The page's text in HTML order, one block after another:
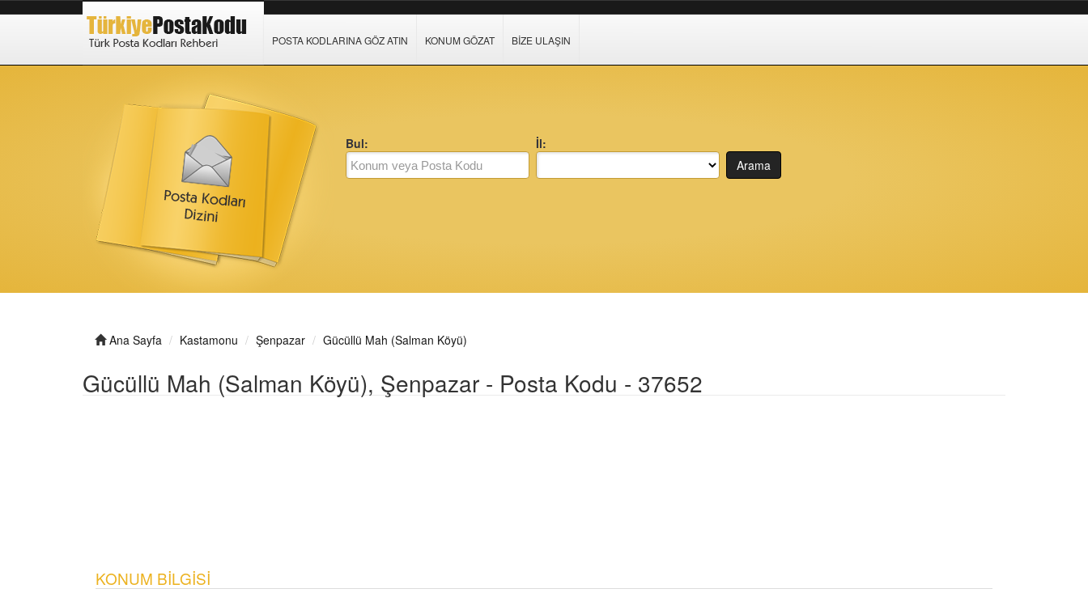
POSTA KODLARINA GÖZ ATIN KONUM GÖZAT BIZE ULAŞIN
Bul:
İl:
Arama
Ana Sayfa Kastamonu Şenpazar Gücüllü Mah (Salman Köyü)
Gücüllü Mah (Salman Köyü), Şenpazar - Posta Kodu - 37652
KONUM BILGISI